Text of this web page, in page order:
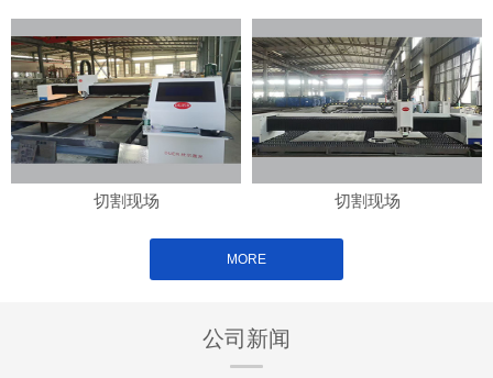
切割现场 切割现场
MORE
公司新闻